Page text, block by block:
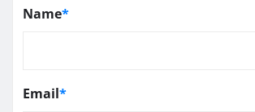
Name*
Email*